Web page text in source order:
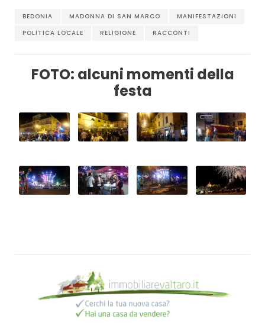
BEDONIA MADONNA DI SAN MARCO
MANIFESTAZIONI
POLITICA LOCALE
RELIGIONE RACCONTI
FOTO: alcuni momenti della
festa